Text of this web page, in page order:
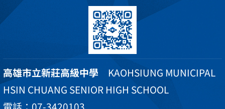
高雄市立新莊高級中學 KAOHSIUNG MUNICIPAL
HSIN CHUANG SENIOR HIGH SCHOOL